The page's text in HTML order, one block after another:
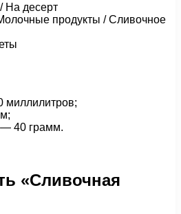
На десерт
продукты / Сливочное
миллилитров;
40 грамм.
«Сливочная